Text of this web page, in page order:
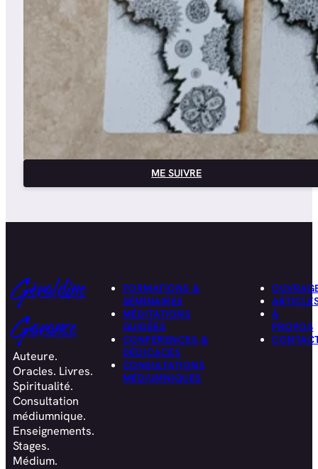
ME SUIVRE
Géraldine
Garance
Auteure.
Oracles. Livres.
Spiritualité.
Consultation
médiumnique.
Enseignements.
Stages.
Médium.
FORMATIONS &
SÉMINAIRES
MÉDITATIONS
GUIDÉES
CONFÉRENCES &
DÉDICACES
CONSULTATIONS
MÉDIUMNIQUES
À
PROPOS